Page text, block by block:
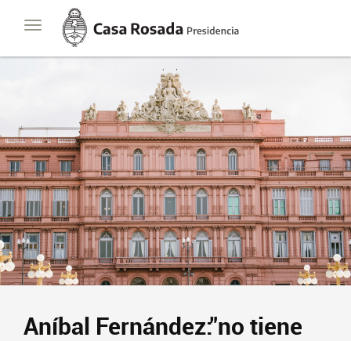
Toggle
navigation
Casa
Rosada
Presidencia
de
Aníbal Fernández:"no tiene